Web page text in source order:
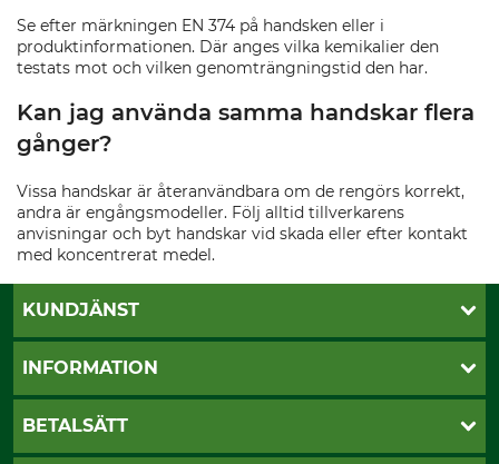
Se efter märkningen EN 374 på handsken eller i
produktinformationen. Där anges vilka kemikalier den
testats mot och vilken genomträngningstid den har.
Kan jag använda samma handskar flera
gånger?
Vissa handskar är återanvändbara om de rengörs korrekt,
andra är engångsmodeller. Följ alltid tillverkarens
anvisningar och byt handskar vid skada eller efter kontakt
med koncentrerat medel.
KUNDJÄNST
Öppettider
Vanliga frågor
INFORMATION
Butik Vansbro
BETALSÄTT